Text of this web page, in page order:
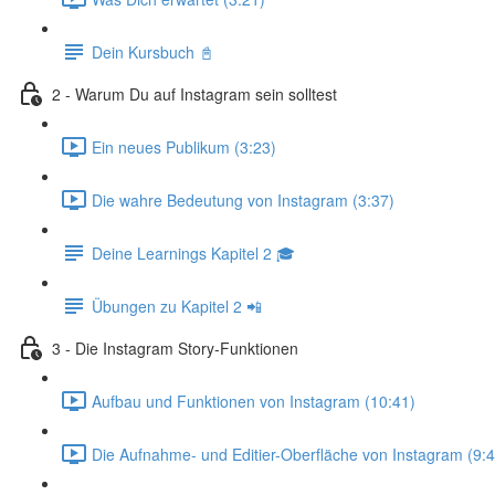
Dein Kursbuch 📓
2 - Warum Du auf Instagram sein solltest
Ein neues Publikum (3:23)
Die wahre Bedeutung von Instagram (3:37)
Deine Learnings Kapitel 2 🎓
Übungen zu Kapitel 2 📲
3 - Die Instagram Story-Funktionen
Aufbau und Funktionen von Instagram (10:41)
Die Aufnahme- und Editier-Oberfläche von Instagram